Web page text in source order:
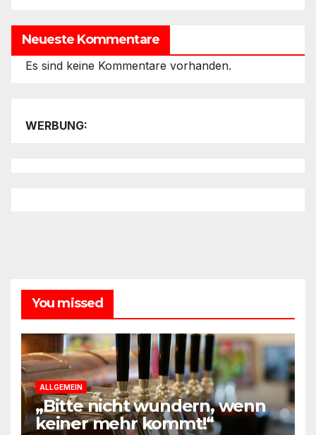
Neueste Kommentare
Es sind keine Kommentare vorhanden.
WERBUNG:
You missed
ALLGEMEIN
„Bitte nicht wundern, wenn
keiner mehr kommt!“